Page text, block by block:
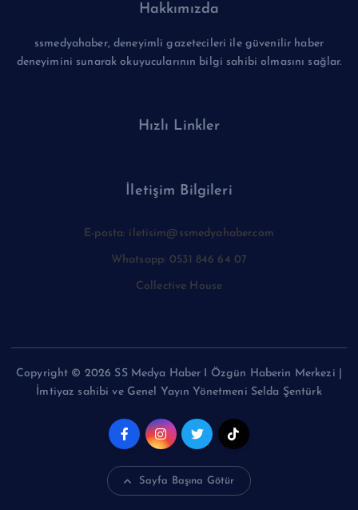
Hakkımızda
ssmedyahaber, deneyimli gazetecileri ile güvenilir haber
deneyimini sunarak okuyucularının bilgi sahibi olmasını sağlar.
Hızlı Linkler
İletişim Bilgileri
E-posta: iletisim@ssmedyahaber.com
Whatsapp: 0531 846 64 07
Collective House
Copyright © 2026 SS Medya Haber I Özgün Haberin Merkezi |
İmtiyaz sahibi ve Genel Yayın Yönetmeni Selda Şentürk
Sayfa Başına Götür